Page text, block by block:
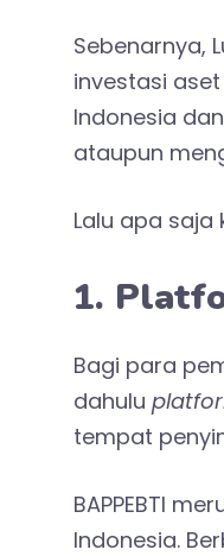
Sebenarnya,
investasi
Indonesia
ataupun
Lalu apa saja
1.
Bagi para
dahulu
tempat
BAPPEBTI
Indonesia.